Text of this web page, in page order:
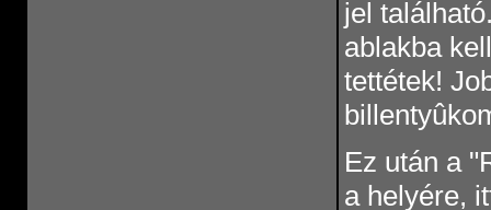
jel
ablakba
tettétek!
Ez után a
a helyére,